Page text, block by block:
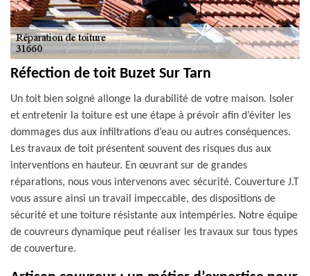
Réfection de toit Buzet Sur Tarn
Un toit bien soigné allonge la durabilité de votre maison. Isoler
et entretenir la toiture est une étape à prévoir afin d’éviter les
dommages dus aux infiltrations d’eau ou autres conséquences.
Les travaux de toit présentent souvent des risques dus aux
interventions en hauteur. En œuvrant sur de grandes
réparations, nous vous intervenons avec sécurité. Couverture J.T
vous assure ainsi un travail impeccable, des dispositions de
sécurité et une toiture résistante aux intempéries. Notre équipe
de couvreurs dynamique peut réaliser les travaux sur tous types
de couverture.